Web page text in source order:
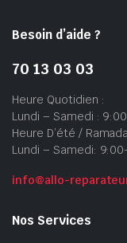
Besoin d’aide ?
70 13 03 03
Heure Quotidien :
Lundi – Samedi :
Heure D’été /
Lundi – Samedi:
info@allo-
Nos Services